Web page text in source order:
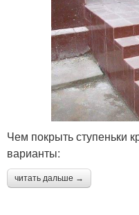
Чем покрыть ступеньки
варианты:
читать дальше →